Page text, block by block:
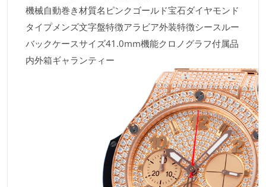
機械自動巻き材質名ピンクゴールド宝石ダイヤモンド
タイプメンズ文字盤特徴アラビア外装特徴シースルー
バックケースサイズ41.0mm機能クロノグラフ付属品
内外箱ギャランティー